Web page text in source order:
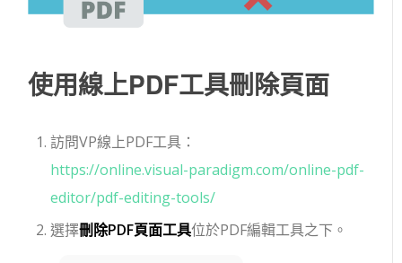
使用線上PDF工具刪除頁面
訪問VP線上PDF工具：
https://online.visual-paradigm.com/online-pdf-
editor/pdf-editing-tools/
選擇刪除PDF頁面工具位於PDF編輯工具之下。